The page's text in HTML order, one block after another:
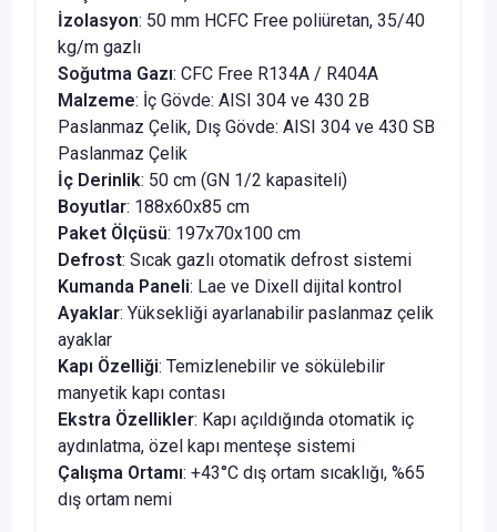
İzolasyon: 50 mm HCFC Free poliüretan, 35/40
kg/m gazlı
Soğutma Gazı: CFC Free R134A / R404A
Malzeme: İç Gövde: AISI 304 ve 430 2B
Paslanmaz Çelik, Dış Gövde: AISI 304 ve 430 SB
Paslanmaz Çelik
İç Derinlik: 50 cm (GN 1/2 kapasiteli)
Boyutlar: 188x60x85 cm
Paket Ölçüsü: 197x70x100 cm
Defrost: Sıcak gazlı otomatik defrost sistemi
Kumanda Paneli: Lae ve Dixell dijital kontrol
Ayaklar: Yüksekliği ayarlanabilir paslanmaz çelik
ayaklar
Kapı Özelliği: Temizlenebilir ve sökülebilir
manyetik kapı contası
Ekstra Özellikler: Kapı açıldığında otomatik iç
aydınlatma, özel kapı menteşe sistemi
Çalışma Ortamı: +43°C dış ortam sıcaklığı, %65
dış ortam nemi